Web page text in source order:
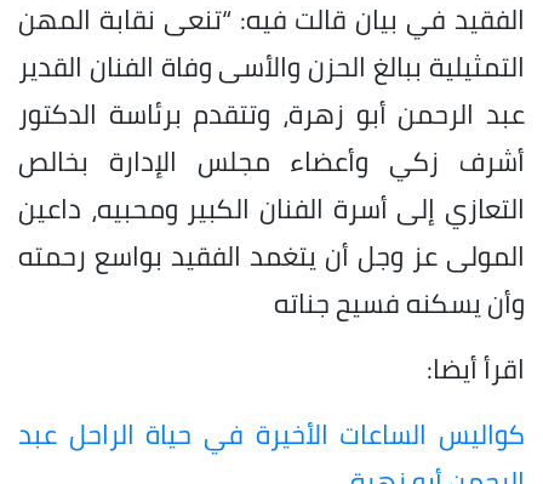
الفقيد في بيان قالت فيه: “تنعى نقابة المهن
التمثيلية ببالغ الحزن والأسى وفاة الفنان القدير
عبد الرحمن أبو زهرة، وتتقدم برئاسة الدكتور
أشرف زكي وأعضاء مجلس الإدارة بخالص
التعازي إلى أسرة الفنان الكبير ومحبيه، داعين
المولى عز وجل أن يتغمد الفقيد بواسع رحمته
وأن يسكنه فسيح جناته
اقرأ أيضا:
كواليس الساعات الأخيرة في حياة الراحل عبد